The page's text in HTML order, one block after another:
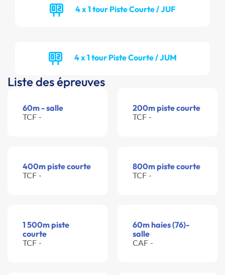
4 x 1 tour Piste Courte / JUF
4 x 1 tour Piste Courte / JUM
Liste des épreuves
60m - salle
TCF -
200m piste courte
TCF -
400m piste courte
TCF -
800m piste courte
TCF -
1 500m piste
courte
TCF -
60m haies (76)-
salle
CAF -